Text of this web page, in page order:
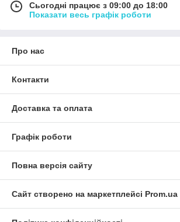
Сьогодні працює з 09:00 до 18:00
Показати весь графік роботи
Про нас
Контакти
Доставка та оплата
Графік роботи
Повна версія сайту
Сайт створено на маркетплейсі Prom.ua